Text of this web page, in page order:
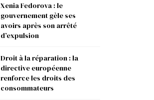
Xenia Fedorova : le
gouvernement gèle ses
avoirs après son arrêté
d’expulsion
Droit à la réparation : la
directive européenne
renforce les droits des
consommateurs